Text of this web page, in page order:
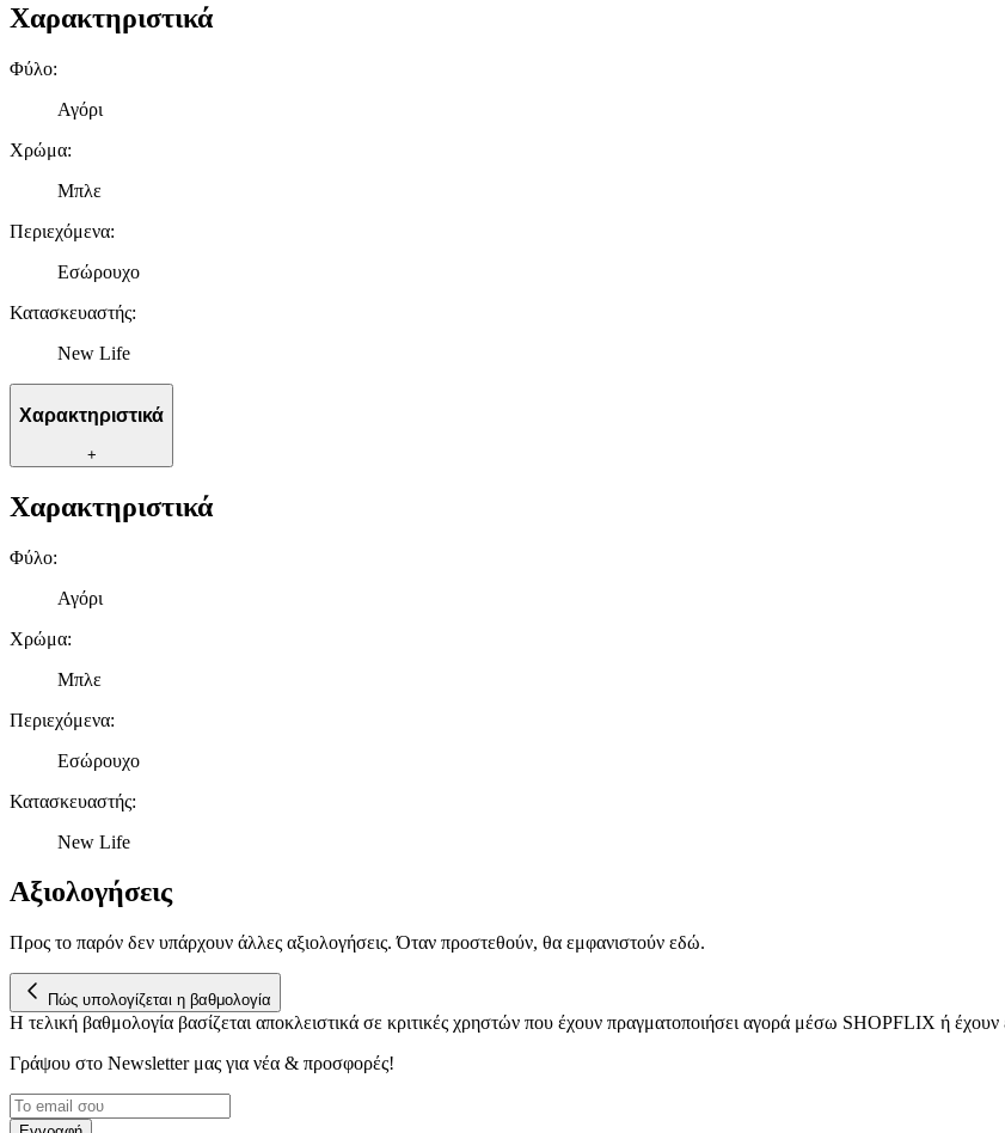
Χαρακτηριστικά
Φύλο:
Αγόρι
Χρώμα:
Μπλε
Περιεχόμενα:
Εσώρουχο
Κατασκευαστής:
New Life
Χαρακτηριστικά
+
Χαρακτηριστικά
Φύλο:
Αγόρι
Χρώμα:
Μπλε
Περιεχόμενα:
Εσώρουχο
Κατασκευαστής:
New Life
Αξιολογήσεις
Προς το παρόν δεν υπάρχουν άλλες αξιολογήσεις. Όταν προστεθούν, θα εμφανιστούν εδώ.
Πώς υπολογίζεται η βαθμολογία
Η τελική βαθμολογία βασίζεται αποκλειστικά σε κριτικές χρηστών που έχουν πραγματοποιήσει αγορά μέσω SHOPFLIX ή έχουν
Γράψου στο Νewsletter μας για νέα & προσφορές!